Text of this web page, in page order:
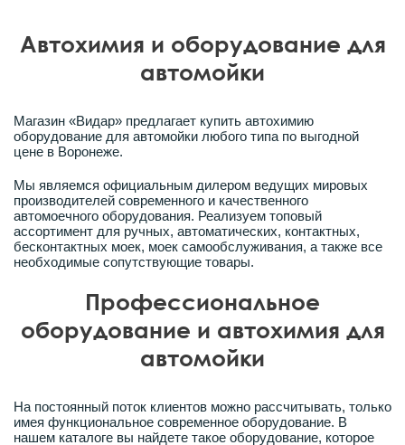
Автохимия и оборудование для
автомойки
Магазин «Видар» предлагает купить автохимию
оборудование для автомойки любого типа по выгодной
цене в Воронеже.
Мы являемся официальным дилером ведущих мировых
производителей современного и качественного
автомоечного оборудования. Реализуем топовый
ассортимент для ручных, автоматических, контактных,
бесконтактных моек, моек самообслуживания, а также все
необходимые сопутствующие товары.
Профессиональное
оборудование и автохимия для
автомойки
На постоянный поток клиентов можно рассчитывать, только
имея функциональное современное оборудование. В
нашем каталоге вы найдете такое оборудование, которое